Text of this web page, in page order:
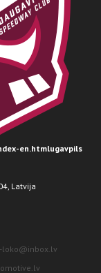
en.htmlugavpils
Latvija
loko@inbox.lv